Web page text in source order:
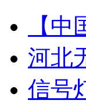
【
河北
信号